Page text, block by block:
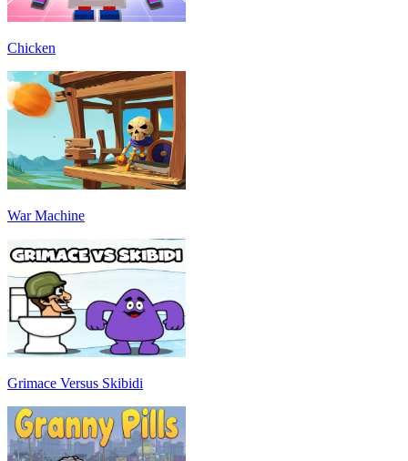
Chicken
War Machine
Grimace Versus Skibidi